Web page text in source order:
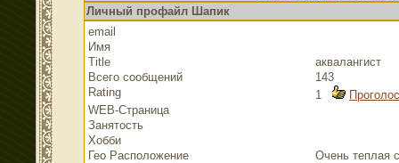
Личный профайл Шапик
email
Имя
Title
аквалангист
Всего сообщений
143
Rating
1
WEB-Страница
Занятость
Хобби
Гео Расположение
Очень теплая